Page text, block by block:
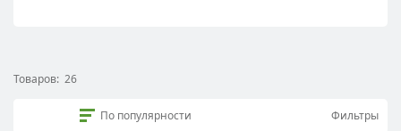
Товаров: 26
По популярности Фильтры